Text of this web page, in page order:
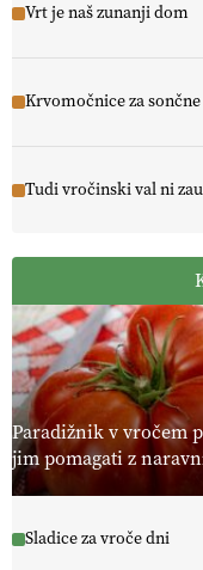
Vrt je naš zunanji dom
Krvomočnice za
Tudi vročinski val ni
Paradižnik v vročem
jim pomagati z
Sladice za vroče dni